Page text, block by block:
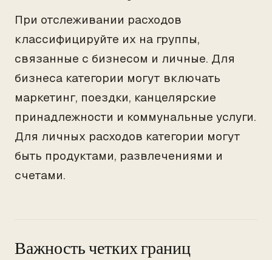
При отслеживании расходов
классифицируйте их на группы,
связанные с бизнесом и личные. Для
бизнеса категории могут включать
маркетинг, поездки, канцелярские
принадлежности и коммунальные услуги.
Для личных расходов категории могут
быть продуктами, развлечениями и
счетами.
Важность четких границ